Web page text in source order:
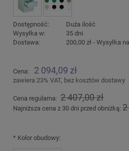
Dostępność:
Duża ilość
Wysyłka w:
35 dni
Dostawa:
200,00 zł - Wysyłka
Cena nie zawiera ewentualnych
Cena: 2 094,09 zł
zawiera 23% VAT, bez kosztów dostawy
Cena regularna: 2 407,00 zł
Najniższa cena z 30 dni przed obniżką: 2
* Kolor obudowy: